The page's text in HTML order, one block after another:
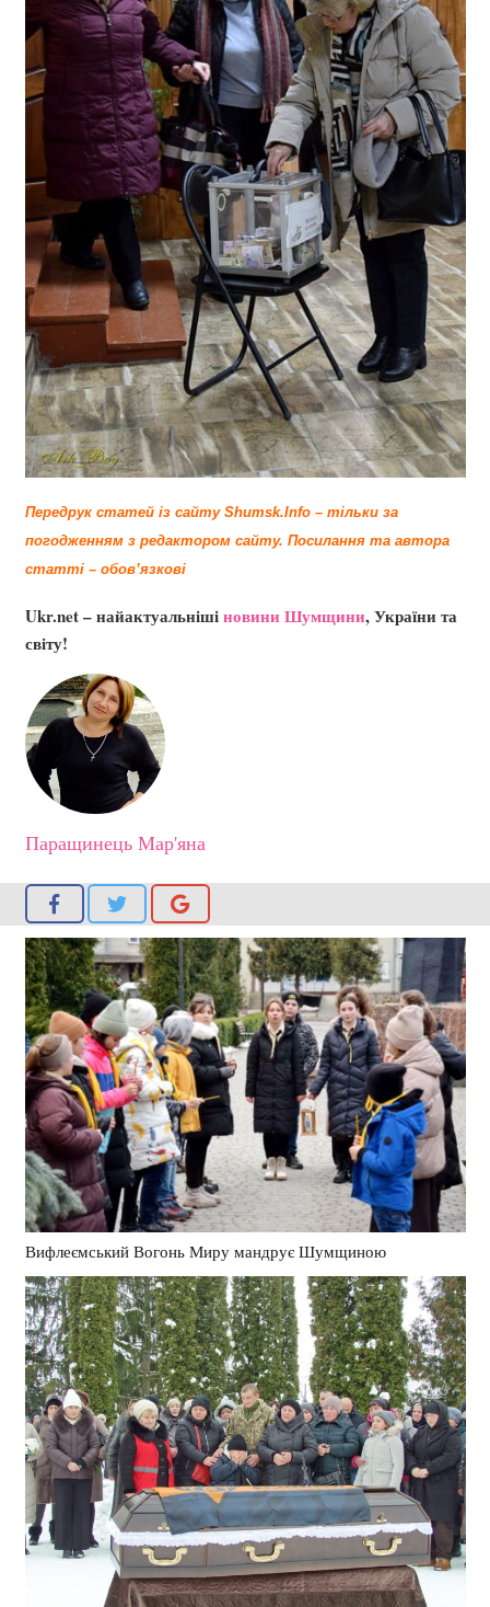
Передрук статей із сайту Shumsk.Info – тільки за
погодженням з редактором сайту. Посилання та автора
статті – обов’язкові
Ukr.net – найактуальнішіновини Шумщини, України та
світу!
Паращинець Мар'яна
Вифлеємський Вогонь Миру мандрує Шумщиною